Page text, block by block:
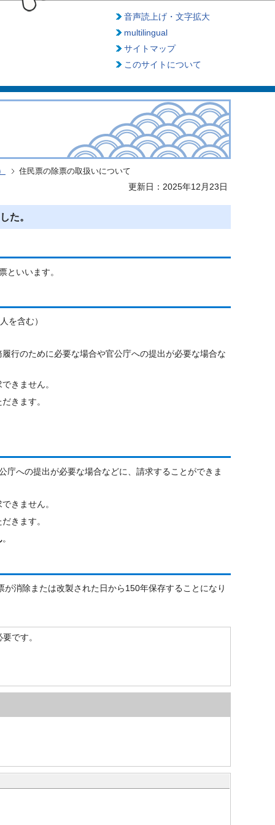
音声読上げ・文字拡大
multilingual
サイトマップ
このサイトについて
住民票の除票の取扱いについて
更新日：2025年12月23日
た。
といいます。
を含む）
行のために必要な場合や官公庁への提出が必要な場合な
きません。
きます。
への提出が必要な場合などに、請求することができま
きません。
きます。
。
消除または改製された日から150年保存することになり
です。